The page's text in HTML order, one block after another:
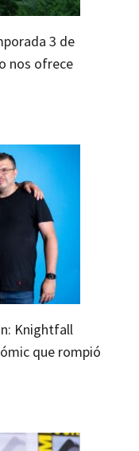
3 de
nos ofrece
Knightfall
que rompió